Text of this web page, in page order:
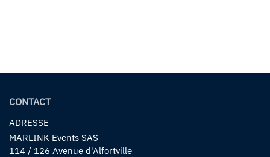
CONTACT
ADRESSE
MARLINK Events SAS
114 / 126 Avenue d'Alfortville